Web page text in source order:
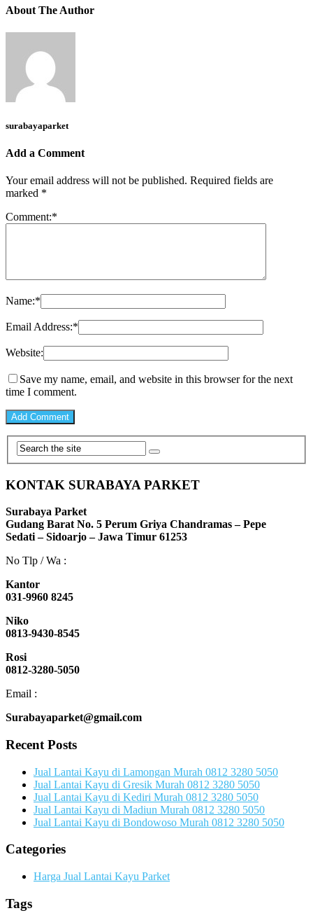
About The Author
surabayaparket
Add a Comment
Your email address will not be published. Required fields are
marked *
Comment:*
Name:*
Email Address:*
Website:
Save my name, email, and website in this browser for the next
time I comment.
KONTAK SURABAYA PARKET
Surabaya Parket
Gudang Barat No. 5 Perum Griya Chandramas – Pepe
Sedati – Sidoarjo – Jawa Timur 61253
No Tlp / Wa :
Kantor
031-9960 8245
Niko
0813-9430-8545
Rosi
0812-3280-5050
Email :
Surabayaparket@gmail.com
Recent Posts
Jual Lantai Kayu di Lamongan Murah 0812 3280 5050
Jual Lantai Kayu di Gresik Murah 0812 3280 5050
Jual Lantai Kayu di Kediri Murah 0812 3280 5050
Jual Lantai Kayu di Madiun Murah 0812 3280 5050
Jual Lantai Kayu di Bondowoso Murah 0812 3280 5050
Categories
Harga Jual Lantai Kayu Parket
Tags